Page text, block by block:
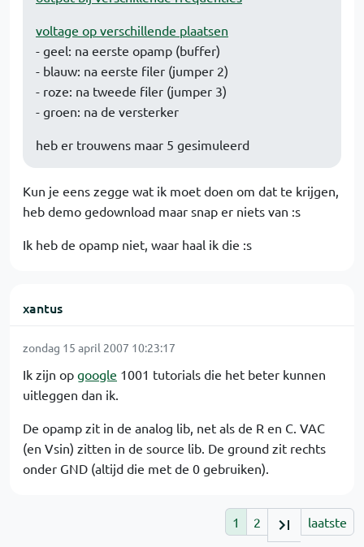
voltage op verschillende plaatsen
- geel: na eerste opamp (buffer)
- blauw: na eerste filer (jumper 2)
- roze: na tweede filer (jumper 3)
- groen: na de versterker
heb er trouwens maar 5 gesimuleerd
Kun je eens zegge wat ik moet doen om dat te krijgen,
heb demo gedownload maar snap er niets van :s
Ik heb de opamp niet, waar haal ik die :s
xantus
zondag 15 april 2007 10:23:17
Ik zijn op google 1001 tutorials die het beter kunnen
uitleggen dan ik.
De opamp zit in de analog lib, net als de R en C. VAC
(en Vsin) zitten in de source lib. De ground zit rechts
onder GND (altijd die met de 0 gebruiken).
1 2 laatste